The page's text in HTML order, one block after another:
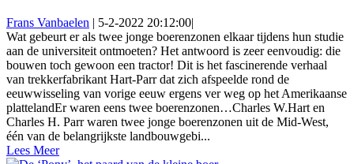
Frans Vanbaelen | 5-2-2022 20:12:00|
Wat gebeurt er als twee jonge boerenzonen elkaar tijdens hun studie
aan de universiteit ontmoeten? Het antwoord is zeer eenvoudig: die
bouwen toch gewoon een tractor! Dit is het fascinerende verhaal
van trekkerfabrikant Hart-Parr dat zich afspeelde rond de
eeuwwisseling van vorige eeuw ergens ver weg op het Amerikaanse
plattelandEr waren eens twee boerenzonen…Charles W.Hart en
Charles H. Parr waren twee jonge boerenzonen uit de Mid-West,
één van de belangrijkste landbouwgebi...
Lees Meer